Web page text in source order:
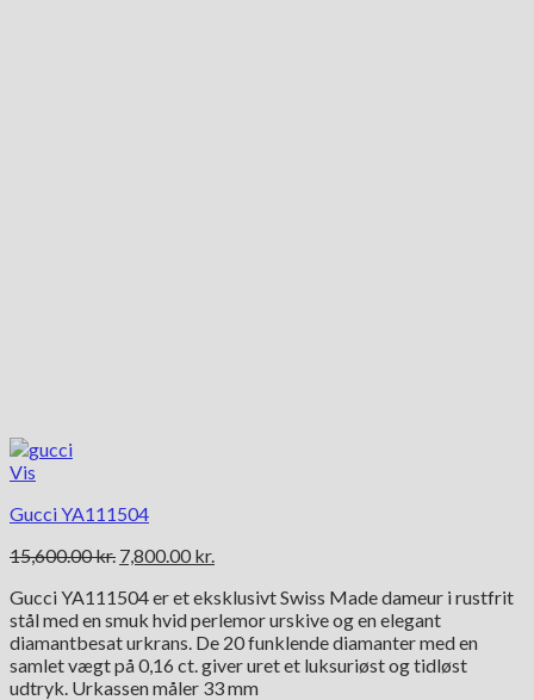
Vis
Gucci YA111504
15,600.00kr. Den
pris
var:
15,600.00 kr..
7,800.00 kr.
pris
er:
7,800.00 kr..
Gucci YA111504 er et eksklusivt Swiss Made dameur i rustfrit
stål med en smuk hvid perlemor urskive og en elegant
diamantbesat urkrans. De 20 funklende diamanter med en
samlet vægt på 0,16 ct. giver uret et luksuriøst og tidløst
udtryk. Urkassen måler 33 mm